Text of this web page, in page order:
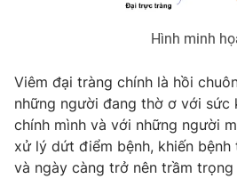
VTV Sức khoẻ Bất
Thị trường 24h Tấm
Hình minh
Viêm đại tràng chính là hồi
những người đang thờ ơ với sức
chính mình và với những người
xử lý dứt điểm bệnh, khiến
và ngày càng trở nên trầm trọng